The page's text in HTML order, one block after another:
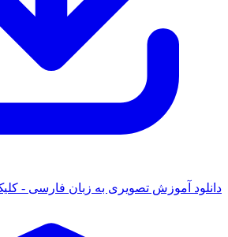
آموزش تصویری به زبان فارسی - کلیک کنید